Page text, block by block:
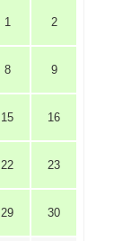
1 2
8 9
15 16
22 23
29 30